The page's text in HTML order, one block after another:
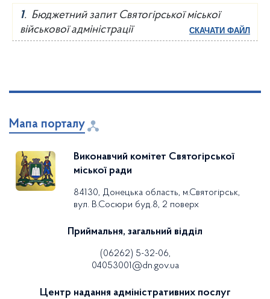
1. Бюджетний запит Святогірської міської
військової адміністрації
СКАЧАТИ ФАЙЛ
Мапа порталу
Виконавчий комітет Святогірської
міської ради
84130, Донецька область, м.Святогірськ,
вул. В.Сосюри буд.8, 2 поверх
Приймальня, загальний відділ
(06262) 5-32-06,
04053001@dn.gov.ua
Центр надання адміністративних послуг